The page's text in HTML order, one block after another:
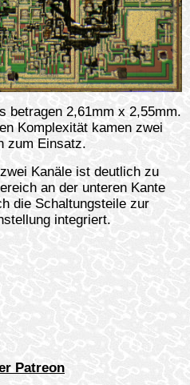
betragen 2,61mm x 2,55mm.
Komplexität kamen zwei
zum Einsatz.
Kanäle ist deutlich zu
an der unteren Kante
die Schaltungsteile zur
integriert.
Patreon